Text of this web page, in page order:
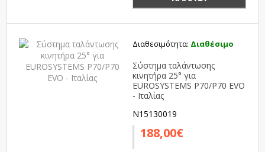
Διαθεσιμότητα: Διαθέσιμο
Σύστημα ταλάντωσης
κινητήρα 25° για
EUROSYSTEMS P70/P70 EVO
- Ιταλίας
N15130019
188,00€